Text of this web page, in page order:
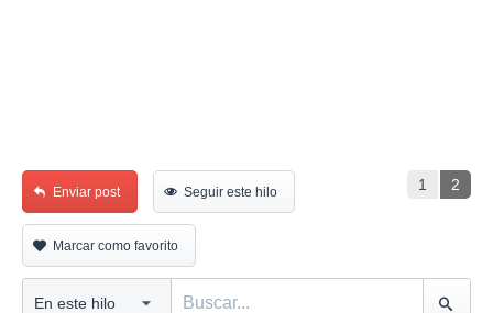
1 2
Enviar post Seguir este hilo
Marcar como favorito